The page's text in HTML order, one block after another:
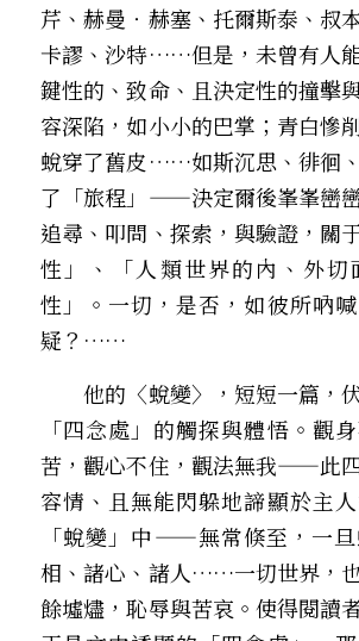
芹、赫曼‧赫塞、托爾斯泰、叔
卡謬、沙特……但是，未曾有人
鍵性的、致命、且決定性的撞擊
容深陷，如小小的巴掌；青白慘
蛻穿了舊皮……如斯沉思、徘徊
了「旅程」——決定爾後峯峯巒
追尋、叩問、探索，與驗證，關
性」、「人類世界的內、外切
性」。一切，是否，如彼所吶
疑？……
他的〈蛻變〉，短短一篇，
「四念處」的觸探與體悟。觀
苦，觀心不住，觀法無我——此
容情、且無能閃躲地諦顯於主
「蛻變」中——無常倏至，一
相、諸心、諸人……一切世界，
餘墟燼，恥辱與苦哀。使得閱讀